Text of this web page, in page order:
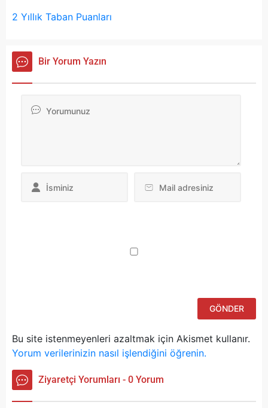
2 Yıllık Taban Puanları
Bir Yorum Yazın
Bu site istenmeyenleri azaltmak için Akismet kullanır.
Yorum verilerinizin nasıl işlendiğini öğrenin.
Ziyaretçi Yorumları - 0 Yorum